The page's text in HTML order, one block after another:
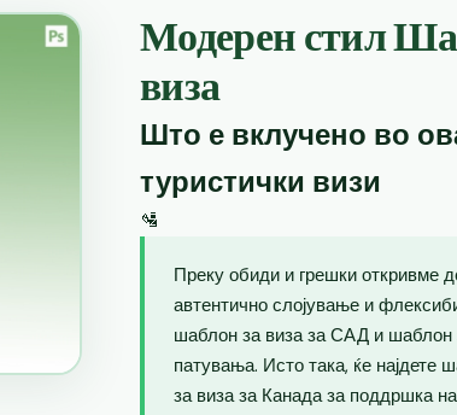
Модерен стил
виза
Што е вклучено во
туристички визи
🛂
Преку обиди и грешки откривме
автентично слојување и
шаблон за виза за САД и шаблон
патувања. Исто така, ќе
за виза за Канада за поддршка